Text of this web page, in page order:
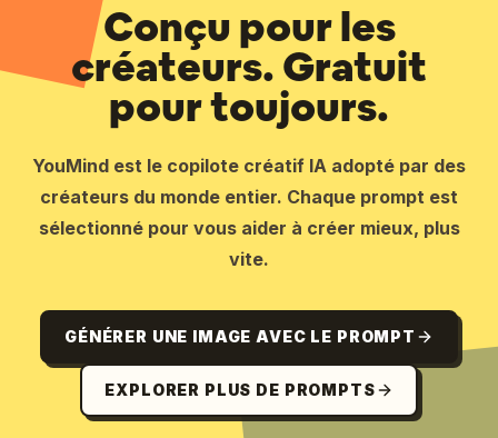
Conçu pour les
créateurs. Gratuit
pour toujours.
YouMind est le copilote créatif IA adopté par des
créateurs du monde entier. Chaque prompt est
sélectionné pour vous aider à créer mieux, plus
vite.
GÉNÉRER UNE IMAGE AVEC LE PROMPT
EXPLORER PLUS DE PROMPTS